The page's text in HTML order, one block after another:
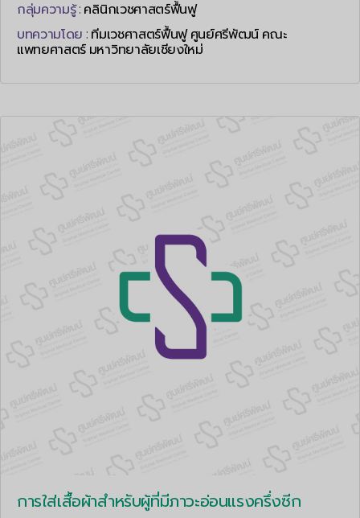
กลุ่มความรู้ : คลินิกเวชศาสตร์ฟื้นฟู
บทความโดย : ทีมเวชศาสตร์ฟื้นฟู ศูนย์ศรีพัฒน์ คณะ
แพทยศาสตร์ มหาวิทยาลัยเชียงใหม่
การใส่เสื้อผ้าสำหรับผู้ที่มีภาวะอ่อนแรงครึ่งซีก